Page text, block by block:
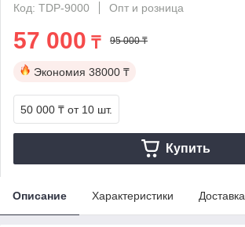
Код: TDP-9000
Опт и розница
57 000 ₸ 95 000 ₸
Экономия 38000 ₸
50 000 ₸ от 10 шт.
Купить
Описание Характеристики Доставка